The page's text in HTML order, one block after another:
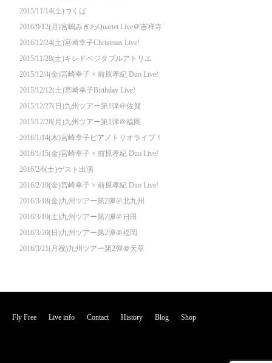
2015/11/14(土)つくば
2016/9/12(月)宮嶋みぎわQuartet Live＠吉祥寺
2016/12/24(土)宮崎幸子Christmas Live!
2015/11/28(土)キレドベジタブルアトリエ
2015/12/4(金)宮崎幸子 × 前原孝紀 Duo Live!
2015/12/12(土)宮崎幸子Birthday Live!
2015/12/27(日)九州ツアー第1弾＠佐賀
2015/12/28(月)九州ツアー第1弾＠福岡
2016/1/14(木)宮崎幸子ピアノトリオライブ！
2016/1/15(金)宮崎幸子 × 前原孝紀 Duo Live!
2016/2/6(土)ゲスト出演
2016/2/19(金)宮崎幸子 × 前原孝紀 Duo Live!
2016/3/18(金)九州ツアー第2弾＠北九州
2016/3/19(土)九州ツアー第2弾＠日田
2016/3/20(日)九州ツアー第2弾＠福岡
2016/3/21(月祝)九州ツアー第2弾＠天草
Fly Free Live info Contact History Blog Shop